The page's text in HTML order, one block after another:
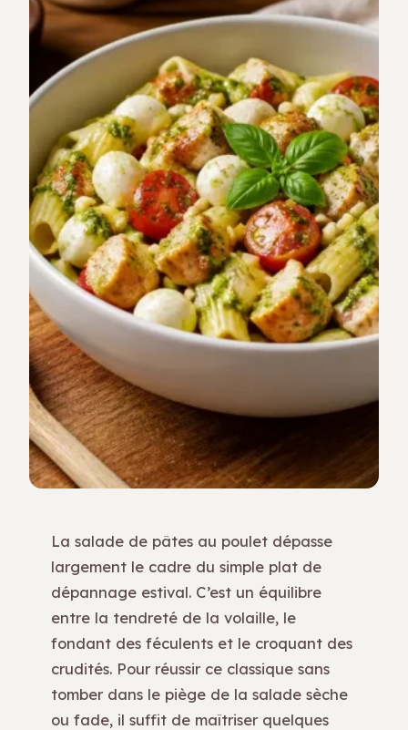
La salade de pâtes au poulet dépasse
largement le cadre du simple plat de
dépannage estival. C’est un équilibre
entre la tendreté de la volaille, le
fondant des féculents et le croquant des
crudités. Pour réussir ce classique sans
tomber dans le piège de la salade sèche
ou fade, il suffit de maîtriser quelques